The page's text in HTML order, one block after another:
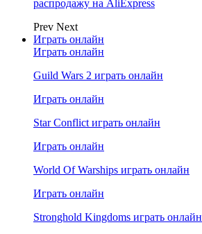
распродажу на AliExpress
Prev Next
Играть онлайн
Играть онлайн
Guild Wars 2 играть онлайн
Играть онлайн
Star Conflict играть онлайн
Играть онлайн
World Of Warships играть онлайн
Играть онлайн
Stronghold Kingdoms играть онлайн